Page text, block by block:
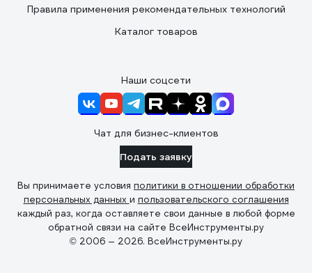
Правила применения рекомендательных технологий
Каталог товаров
Наши соцсети
Чат для бизнес-клиентов
Подать заявку
Вы принимаете условия политики в отношении обработки
персональных данных и пользовательского соглашения
каждый раз, когда оставляете свои данные в любой форме
обратной связи на сайте ВсеИнструменты.ру
© 2006 — 2026. ВсеИнструменты.ру